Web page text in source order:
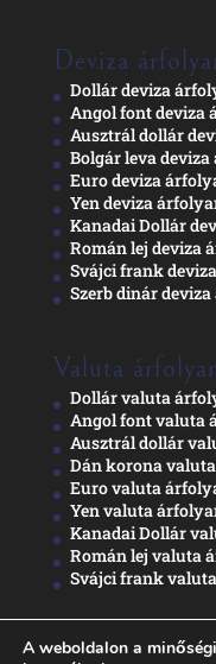
Deviza
Dollár deviza
Angol font deviza
Ausztrál dollár
Bolgár leva
Euro deviza
Yen deviza
Kanadai Dollár
Román lej deviza
Svájci frank
Szerb dinár
Valuta
Dollár valuta
Angol font valuta
Ausztrál dollár
Dán korona
Euro valuta
Yen valuta
Kanadai Dollár
Román lej valuta
Svájci frank
Adatkezelési
A weboldalon a